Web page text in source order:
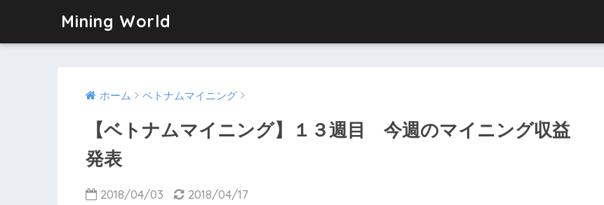
Mining World
ホーム ベトナムマイニング
【ベトナムマイニング】１３週目 今週のマイニング収益
発表
2018/04/03 2018/04/17